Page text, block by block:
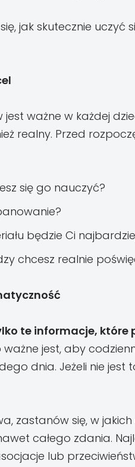
jak skutecznie uczyć
ważne w każdej
realny. Przed
się go nauczyć?
będzie Ci
chcesz realnie
te informacje,
jest, aby
dnia. Jeżeli nie
zastanów się, w
całego zdania.
lub